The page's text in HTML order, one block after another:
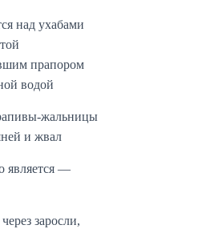
над ухабами
прапором
водой
жальницы
и жвал
является —
заросли,